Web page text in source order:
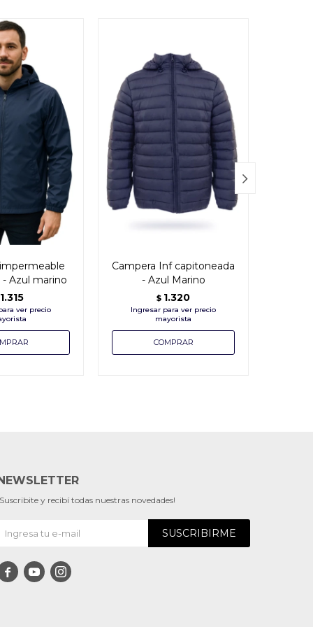
Azul marino
1.315
Campera Inf capitoneada
- Azul Marino
$ 1.320

NEWSLETTER
y recibí todas nuestras novedades!
SUSCRIBIRME
  